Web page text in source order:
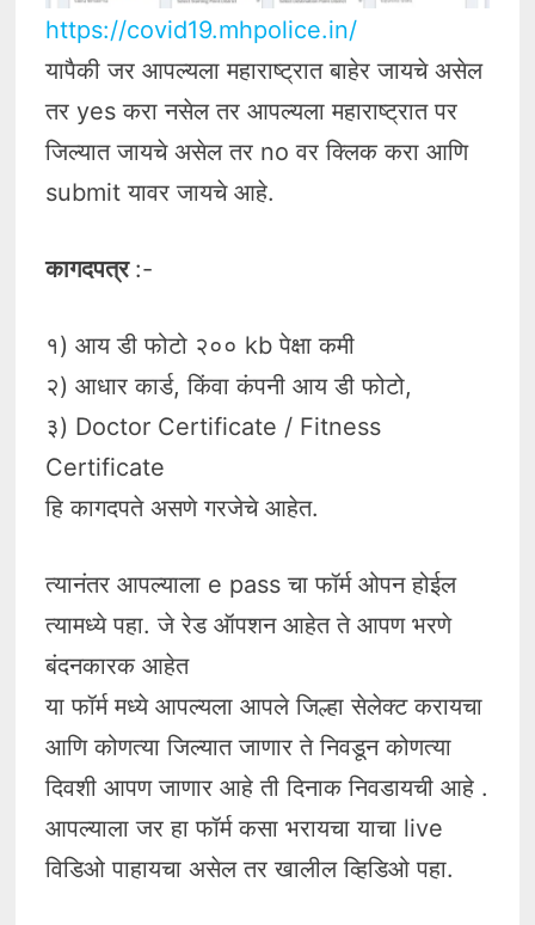
https://covid19.mhpolice.in/
यापैकी जर आपल्यला महाराष्ट्रात बाहेर जायचे असेल
तर yes करा नसेल तर आपल्यला महाराष्ट्रात पर
जिल्यात जायचे असेल तर no वर क्लिक करा आणि
submit यावर जायचे आहे.
कागदपत्र :-
१) आय डी फोटो २०० kb पेक्षा कमी
२) आधार कार्ड, किंवा कंपनी आय डी फोटो,
३) Doctor Certificate / Fitness
Certificate
हि कागदपते असणे गरजेचे आहेत.
त्यानंतर आपल्याला e pass चा फॉर्म ओपन होईल
त्यामध्ये पहा. जे रेड ऑपशन आहेत ते आपण भरणे
बंदनकारक आहेत
या फॉर्म मध्ये आपल्यला आपले जिल्हा सेलेक्ट करायचा
आणि कोणत्या जिल्यात जाणार ते निवडून कोणत्या
दिवशी आपण जाणार आहे ती दिनाक निवडायची आहे .
आपल्याला जर हा फॉर्म कसा भरायचा याचा live
विडिओ पाहायचा असेल तर खालील व्हिडिओ पहा.